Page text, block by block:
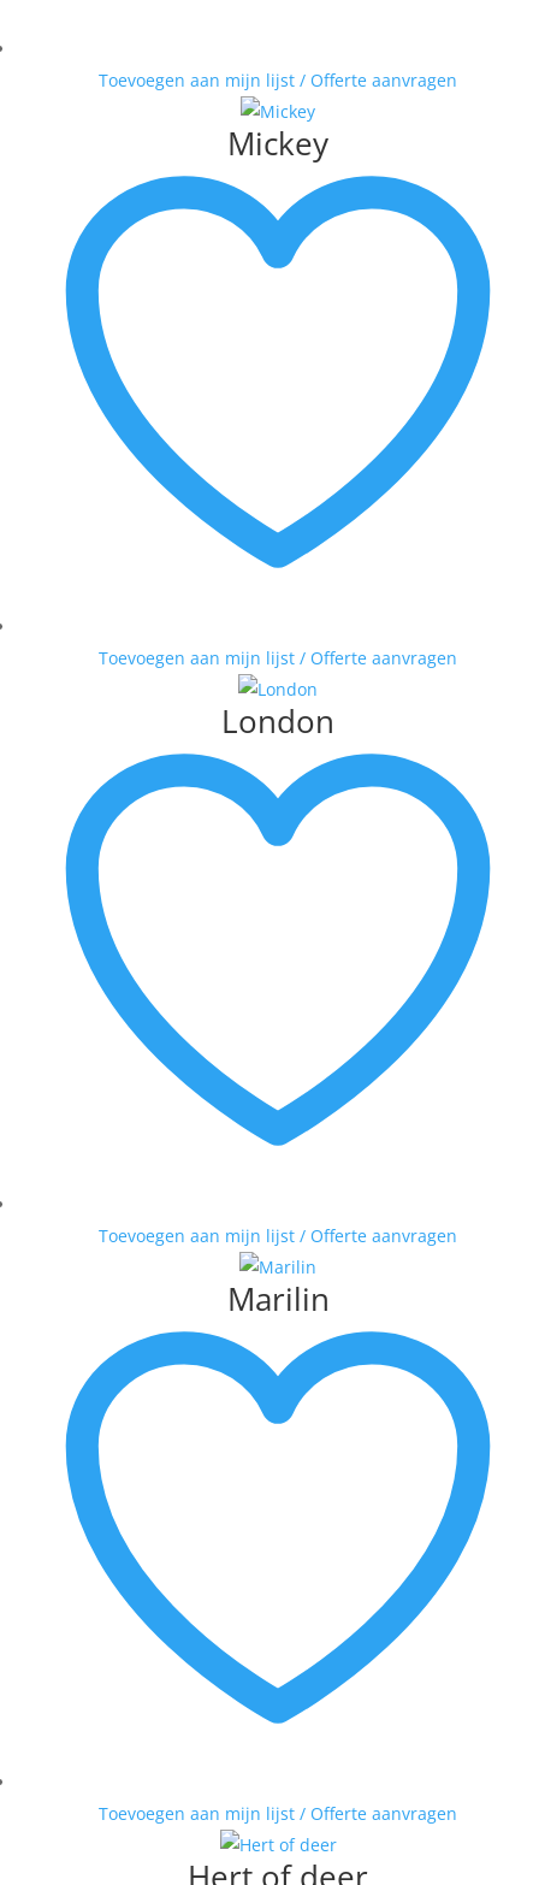
Toevoegen aan mijn lijst / Offerte aanvragen
Mickey
Toevoegen aan mijn lijst / Offerte aanvragen
London
Toevoegen aan mijn lijst / Offerte aanvragen
Marilin
Toevoegen aan mijn lijst / Offerte aanvragen